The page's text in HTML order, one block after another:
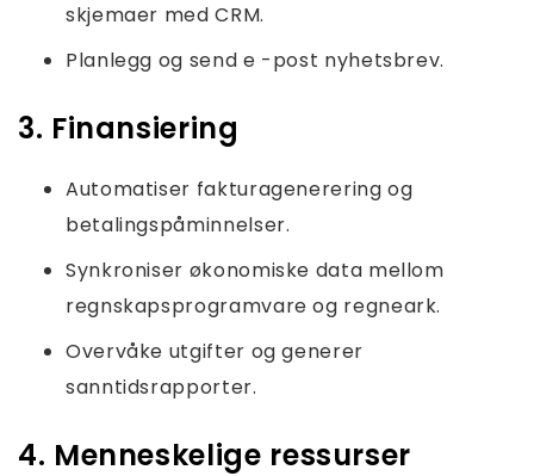
skjemaer med CRM.
Planlegg og send e -post nyhetsbrev.
3. Finansiering
Automatiser fakturagenerering og
betalingspåminnelser.
Synkroniser økonomiske data mellom
regnskapsprogramvare og regneark.
Overvåke utgifter og generer
sanntidsrapporter.
4. Menneskelige ressurser